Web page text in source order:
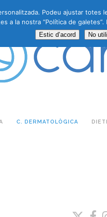
C. DERMATOLÒGICA
Podeu ajustar
a la nostra “Política de
Estic d’acord No